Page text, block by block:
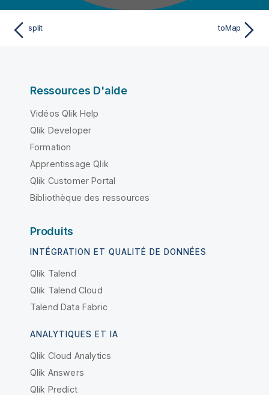
split toMap
Ressources D'aide
Vidéos Qlik Help
Qlik Developer
Formation
Apprentissage Qlik
Qlik Customer Portal
Bibliothèque des ressources
Produits
INTÉGRATION ET QUALITÉ DE DONNÉES
Qlik Talend
Qlik Talend Cloud
Talend Data Fabric
ANALYTIQUES ET IA
Qlik Cloud Analytics
Qlik Answers
Qlik Predict